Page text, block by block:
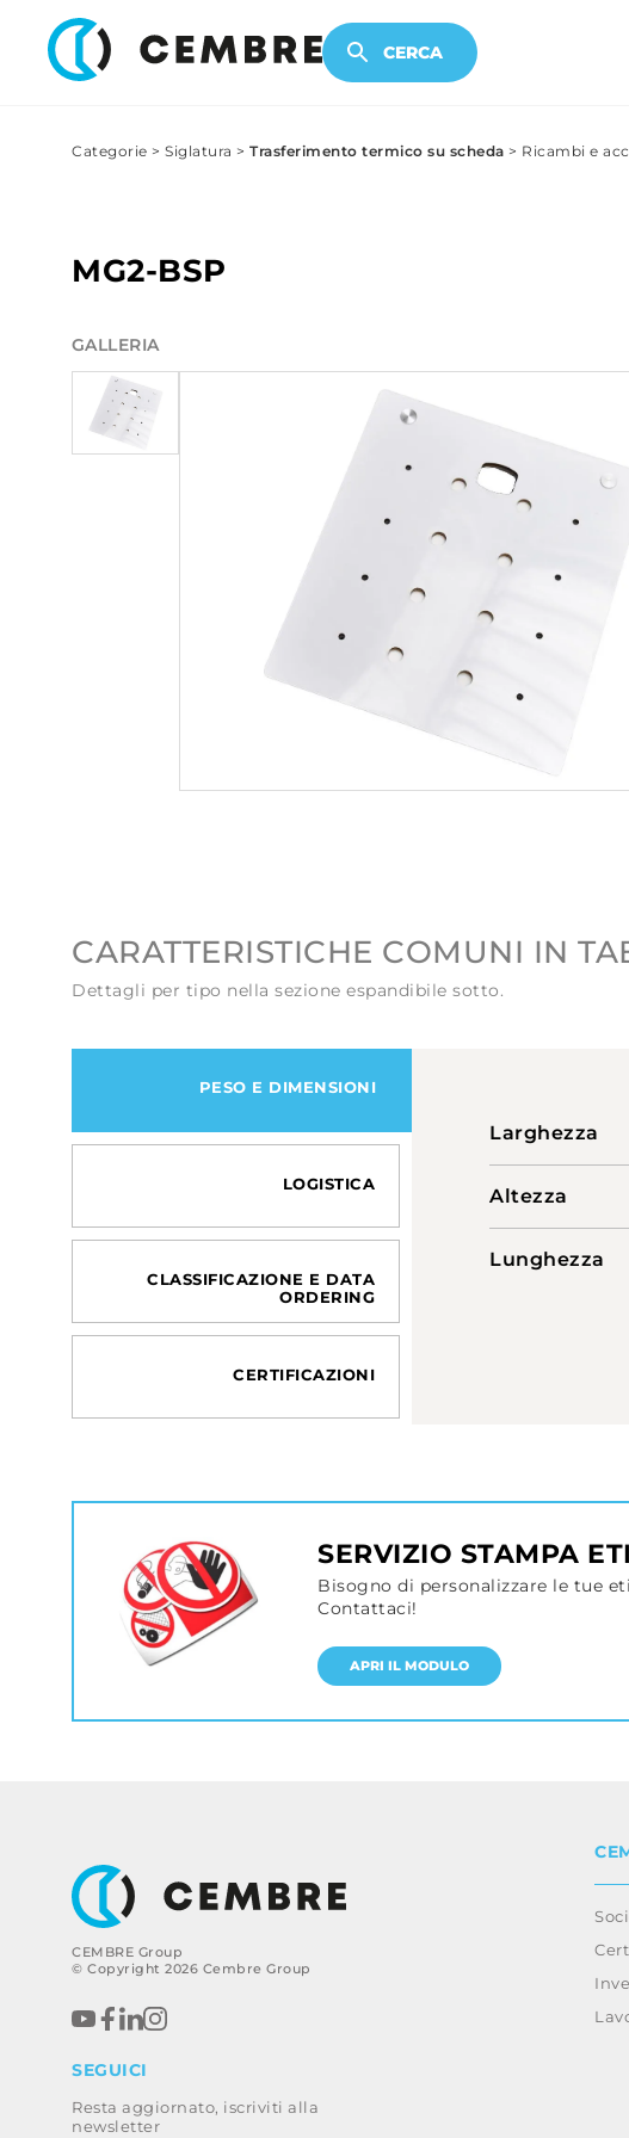
CERCA
PRODOTTI ELETTRONICI
Categorie > Siglatura > Trasferimento termico su scheda > Ricambi e
MG2-BSP
GALLERIA
CARATTERISTICHE COMUNI IN
Dettagli per tipo nella sezione espandibile sotto.
PESO E DIMENSIONI
LOGISTICA
CLASSIFICAZIONE E DATA
ORDERING
CERTIFICAZIONI
Larghezza
Altezza
Lunghezza
SERVIZIO STAMPA
Bisogno di personalizzare le tue
Contattaci!
APRI IL MODULO
CEMBRE Group
© Copyright 2026 Cembre Group
SEGUICI
Resta aggiornato, iscriviti alla
newsletter